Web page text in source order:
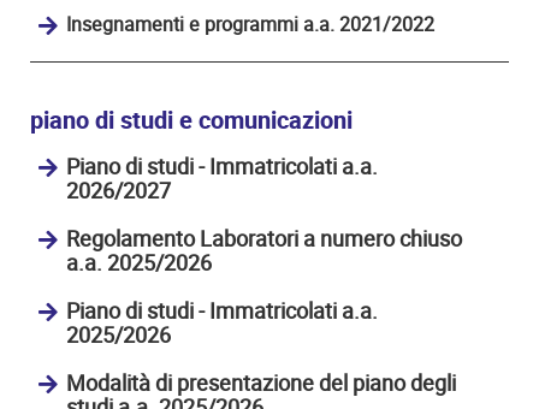
Insegnamenti e programmi a.a. 2021/2022
piano di studi e comunicazioni
Piano di studi - Immatricolati a.a.
2026/2027
Regolamento Laboratori a numero chiuso
a.a. 2025/2026
Piano di studi - Immatricolati a.a.
2025/2026
Modalità di presentazione del piano degli